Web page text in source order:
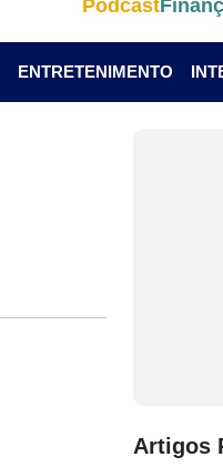
Podcast
ENTRETENIMENTO
Artigos